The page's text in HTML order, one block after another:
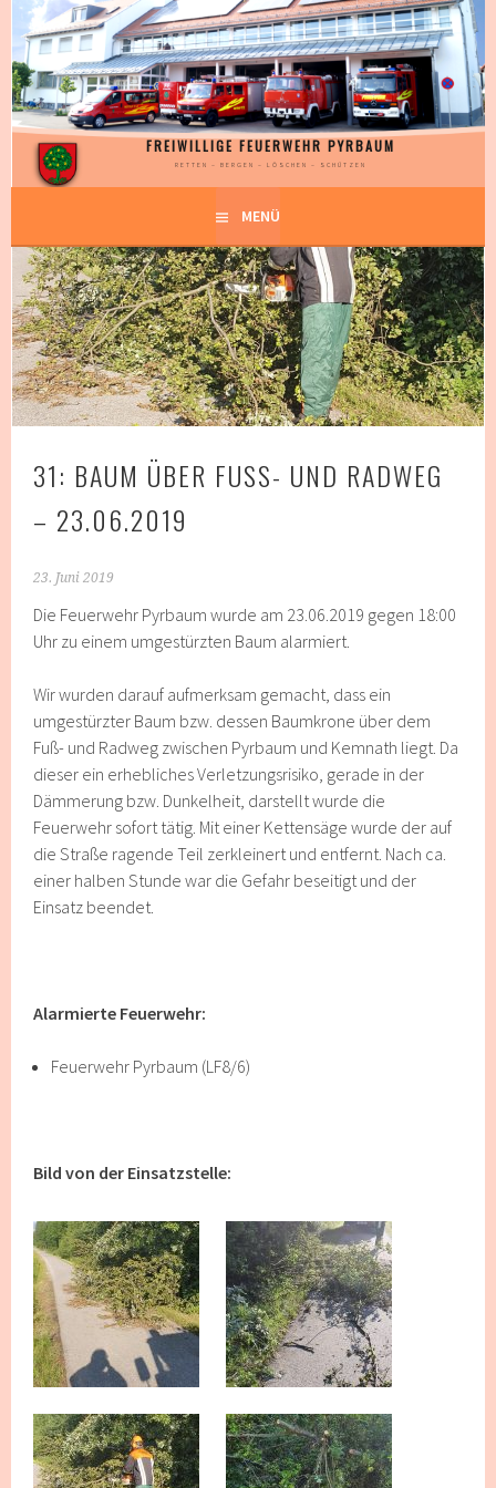
Springe
zum
Inhalt
FREIWILLIGE FEUERWEHR PYRBAUM
RETTEN – BERGEN – LÖSCHEN – SCHÜTZEN
MENÜ
31: BAUM ÜBER FUSS- UND RADWEG –
23.06.2019
23. Juni 2019
Die Feuerwehr Pyrbaum wurde am 23.06.2019 gegen 18:00
Uhr zu einem umgestürzten Baum alarmiert.
Wir wurden darauf aufmerksam gemacht, dass ein
umgestürzter Baum bzw. dessen Baumkrone über dem
Fuß- und Radweg zwischen Pyrbaum und Kemnath liegt. Da
dieser ein erhebliches Verletzungsrisiko, gerade in der
Dämmerung bzw. Dunkelheit, darstellt wurde die
Feuerwehr sofort tätig. Mit einer Kettensäge wurde der auf
die Straße ragende Teil zerkleinert und entfernt. Nach ca.
einer halben Stunde war die Gefahr beseitigt und der
Einsatz beendet.
Alarmierte Feuerwehr:
Feuerwehr Pyrbaum (LF8/6)
Bild von der Einsatzstelle: